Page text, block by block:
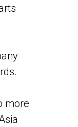
more